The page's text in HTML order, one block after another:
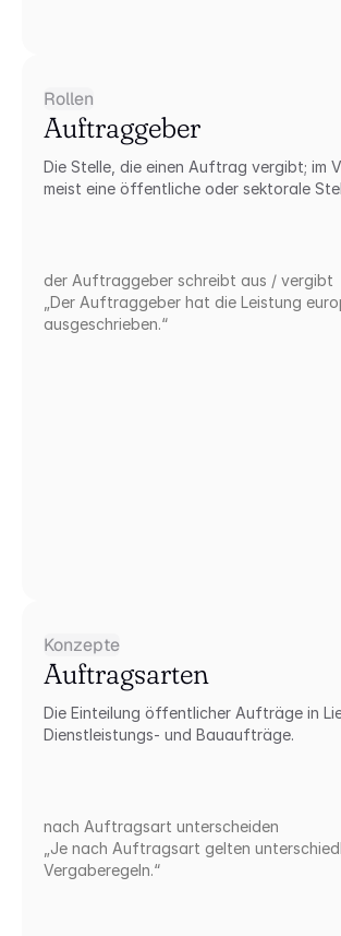
Rollen
Auftraggeber
Die Stelle, die einen Auftrag vergibt; im
meist eine öffentliche oder sektorale
der Auftraggeber schreibt aus / vergibt
„Der Auftraggeber hat die Leistung
ausgeschrieben.“
Konzepte
Auftragsarten
Die Einteilung öffentlicher Aufträge in
Dienstleistungs- und Bauaufträge.
nach Auftragsart unterscheiden
„Je nach Auftragsart gelten
Vergaberegeln.“